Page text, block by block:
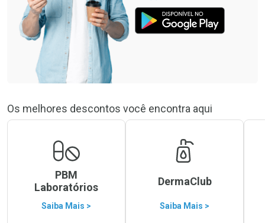
Os melhores descontos você encontra aqui
PBM
Laboratórios
Saiba Mais >
DermaClub
Saiba Mais >